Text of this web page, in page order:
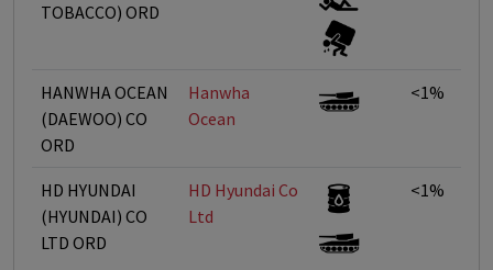
TOBACCO) ORD
HANWHA OCEAN
(DAEWOO) CO
ORD
Hanwha
Ocean
<1%
HD HYUNDAI
(HYUNDAI) CO
LTD ORD
HD Hyundai Co
Ltd
<1%